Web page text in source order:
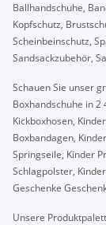
Ballhandschuhe,
Kopfschutz,
Scheinbeinschutz,
Sandsackzubehör,
Schauen Sie unser
Boxhandschuhe in 2
Kickboxhosen,
Boxbandagen,
Springseile, Kinder
Schlagpolster,
Geschenke
Unsere